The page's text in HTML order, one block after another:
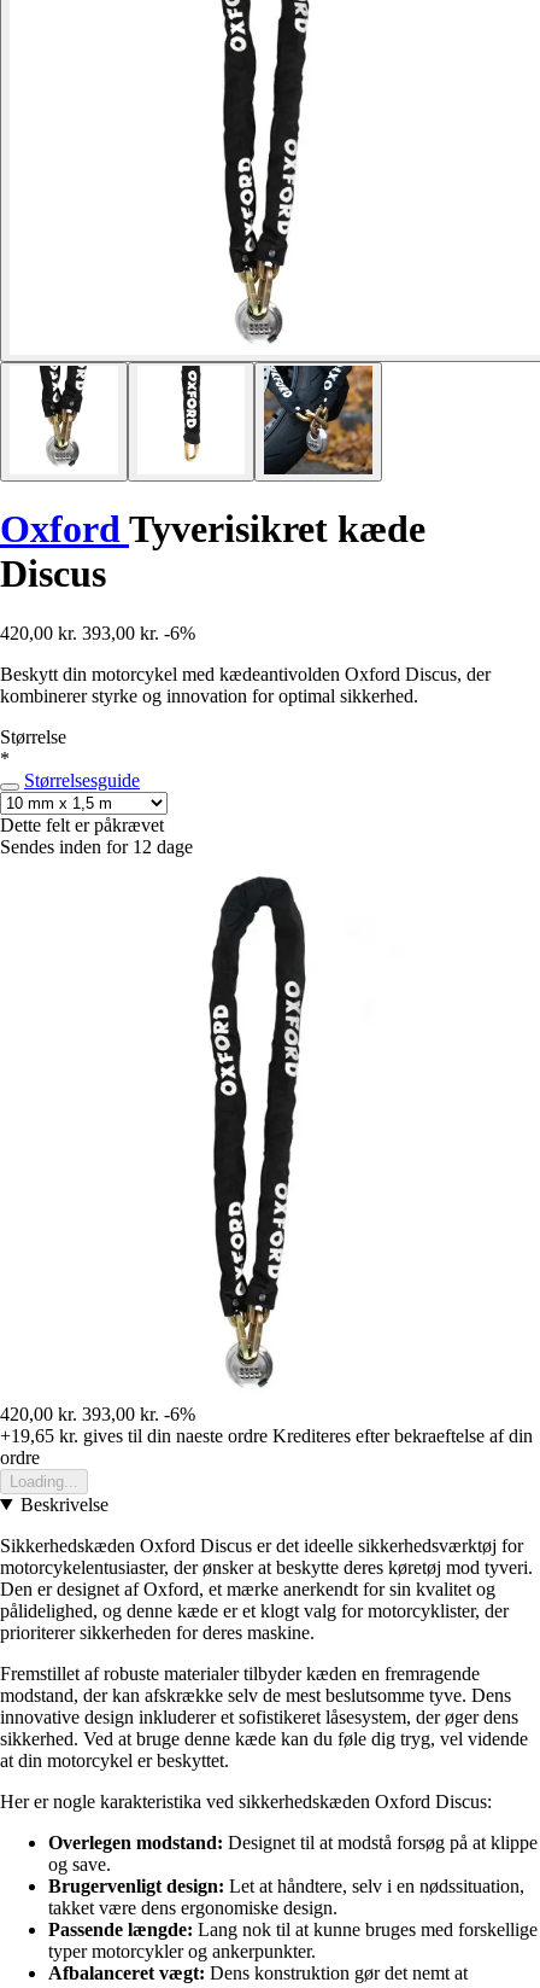
OxfordTyverisikret kæde
Discus
420,00 kr. 393,00 kr. -6%
Beskytt din motorcykel med kædeantivolden Oxford Discus, der
kombinerer styrke og innovation for optimal sikkerhed.
Størrelse
*
Størrelsesguide
Dette felt er påkrævet
Sendes inden for 12 dage
420,00 kr. 393,00 kr. -6%
+19,65 kr. gives til din naeste ordre Krediteres efter bekraeftelse af din
ordre
Loading...
Beskrivelse
Sikkerhedskæden Oxford Discus er det ideelle sikkerhedsværktøj for
motorcykelentusiaster, der ønsker at beskytte deres køretøj mod tyveri.
Den er designet af Oxford, et mærke anerkendt for sin kvalitet og
pålidelighed, og denne kæde er et klogt valg for motorcyklister, der
prioriterer sikkerheden for deres maskine.
Fremstillet af robuste materialer tilbyder kæden en fremragende
modstand, der kan afskrække selv de mest beslutsomme tyve. Dens
innovative design inkluderer et sofistikeret låsesystem, der øger dens
sikkerhed. Ved at bruge denne kæde kan du føle dig tryg, vel vidende
at din motorcykel er beskyttet.
Her er nogle karakteristika ved sikkerhedskæden Oxford Discus:
Overlegen modstand: Designet til at modstå forsøg på at klippe
og save.
Brugervenligt design: Let at håndtere, selv i en nødssituation,
takket være dens ergonomiske design.
Passende længde: Lang nok til at kunne bruges med forskellige
typer motorcykler og ankerpunkter.
Afbalanceret vægt: Dens konstruktion gør det nemt at